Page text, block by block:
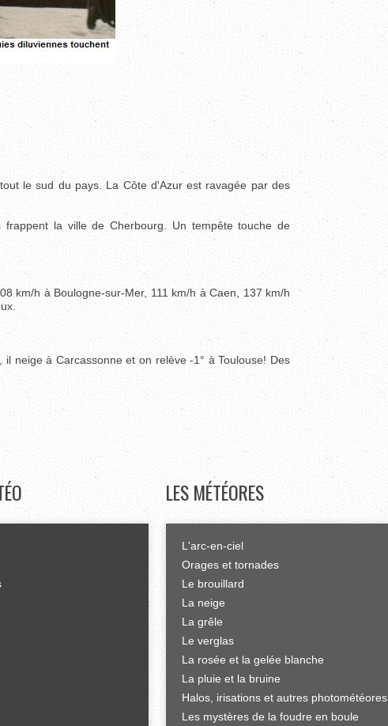
le sud du pays. La Côte d'Azur est ravagée par des
la ville de Cherbourg. Un tempête touche de
km/h à Boulogne-sur-Mer, 111 km/h à Caen, 137 km/h
neige à Carcassonne et on relève -1° à Toulouse! Des
LES MÉTÉORES
L'arc-en-ciel
Orages et tornades
Le brouillard
La neige
La grêle
Le verglas
La rosée et la gelée blanche
La pluie et la bruine
Halos, irisations et autres photométéores
Les mystères de la foudre en boule